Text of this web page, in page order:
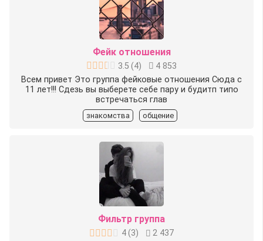
Фейк отношения
3.5 (4)
4 853
Всем привет Это группа фейковые отношения Сюда с
11 лет!!! Сдезь вы выберете себе пару и будитп типо
встречаться глав
знакомства общение
Фильтр группа
4(3)
2 437